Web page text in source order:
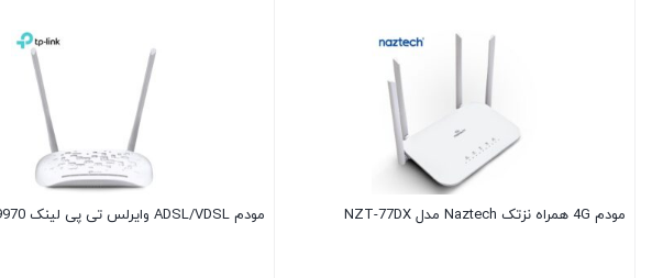
مودم 4G همراه نزتک Naztech مدل NZT-77DX مودم ADSL/VDSL وایرلس تی پی لینک TD-W9970